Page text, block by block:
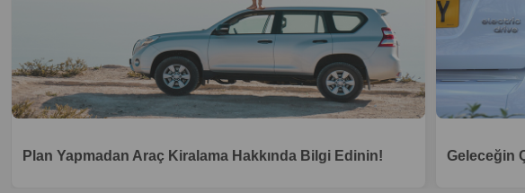
Plan Yapmadan Araç Kiralama Hakkında Bilgi Edinin! Geleceğin